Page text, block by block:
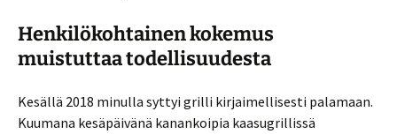
Henkilökohtainen kokemus
muistuttaa todellisuudesta
Kesällä 2018 minulla syttyi grilli kirjaimellisesti palamaan.
Kuumana kesäpäivänä kanankoipia kaasugrillissä